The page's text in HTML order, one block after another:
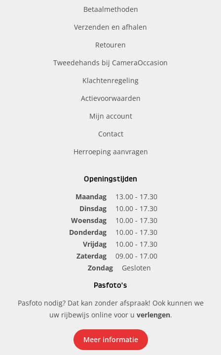
Betaalmethoden
Verzenden en afhalen
Retouren
Tweedehands bij CameraOccasion
Klachtenregeling
Actievoorwaarden
Mijn account
Contact
Herroeping aanvragen
Openingstijden
Maandag
13.00 - 17.30
Dinsdag
10.00 - 17.30
Woensdag
10.00 - 17.30
Donderdag
10.00 - 17.30
Vrijdag
10.00 - 17.30
Zaterdag
09.00 - 17.00
Zondag
Gesloten
Pasfoto's
Pasfoto nodig? Dat kan zonder afspraak! Ook kunnen we
uw rijbewijs online voor u verlengen.
Meer informatie